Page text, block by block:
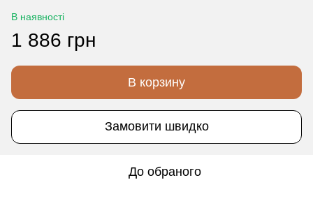
В наявності
1 886 грн
В корзину
Замовити швидко
До обраного